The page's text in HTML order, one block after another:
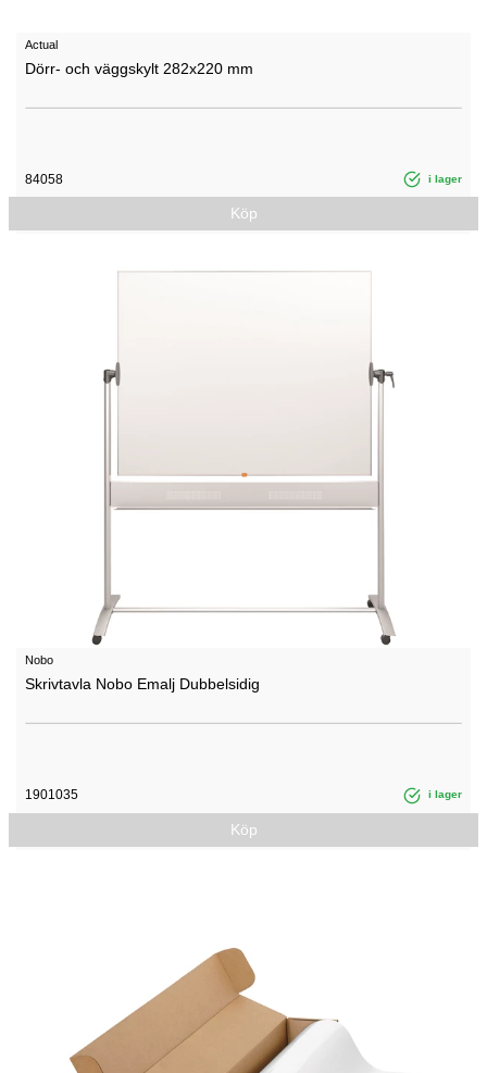
Actual
Dörr- och väggskylt 282x220 mm
84058 i lager
Köp
Nobo
Skrivtavla Nobo Emalj Dubbelsidig
1901035 i lager
Köp